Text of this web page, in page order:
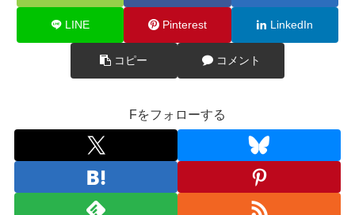
LINE Pinterest LinkedIn
コピー コメント
Fをフォローする